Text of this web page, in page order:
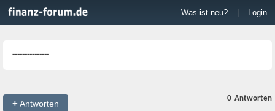
Was ist neu? Login
---------------
+Antworten
0 Antworten